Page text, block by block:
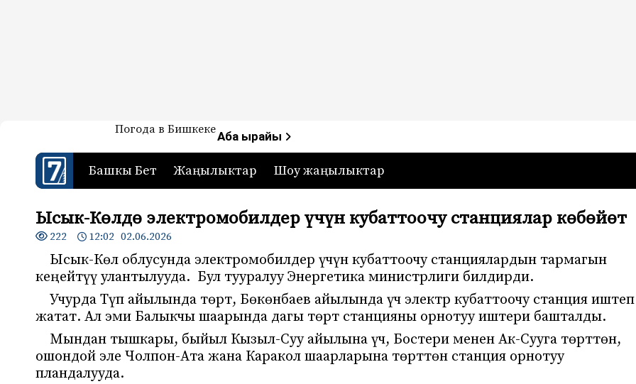
7-канал. Жаңылыктар — Кыргызстан
Жаңылыктар — Кыргызстан
Погода в БишкекеАба ырайы
Башкы Бет Жаңылыктар Шоу жаңылыктар
Ысык-Көлдө электромобилдер үчүн кубаттоочу станциялар көбөйөт
222 12:02 02.06.2026
Ысык-Көл облусунда электромобилдер үчүн кубаттоочу станциялардын тармагын
кеңейтүү улантылууда. Бул тууралуу Энергетика министрлиги билдирди.
Учурда Түп айылында төрт, Бөкөнбаев айылында үч электр кубаттоочу станция иштеп
жатат. Ал эми Балыкчы шаарында дагы төрт станцияны орнотуу иштери башталды.
Мындан тышкары, быйыл Кызыл-Суу айылына үч, Бостери менен Ак-Сууга төрттөн,
ошондой эле Чолпон-Ата жана Каракол шаарларына төрттөн станция орнотуу
пландалууда.